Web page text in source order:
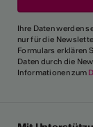
Ihre Daten werden
nur für die
Formulars erklären
Daten durch die
Informationen zum